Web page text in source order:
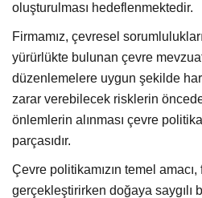
oluşturulması hedeflenmektedir.
Firmamız, çevresel
yürürlükte bulunan çevre
düzenlemelere uygun şekilde
zarar verebilecek risklerin
önlemlerin alınması çevre
parçasıdır.
Çevre politikamızın temel
gerçekleştirirken doğaya saygılı